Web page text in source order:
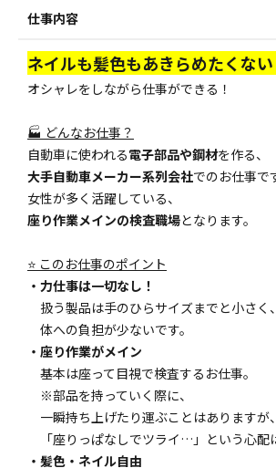
仕事内容
ネイルも髪色もあきらめたくない
オシャレをしながら仕事ができる！
🏭 どんなお仕事？
自動車に使われる電子部品や鋼材を作る、
大手自動車メーカー系列会社でのお仕事で
女性が多く活躍している、
座り作業メインの検査職場となります。
⭐ このお仕事のポイント
・力仕事は一切なし！
扱う製品は手のひらサイズまでと小さく、
体への負担が少ないです。
・座り作業がメイン
基本は座って目視で検査するお仕事。
※部品を持っていく際に、
一瞬持ち上げたり運ぶことはありますが、
「座りっぱなしでツライ…」という心配
・髪色・ネイル自由